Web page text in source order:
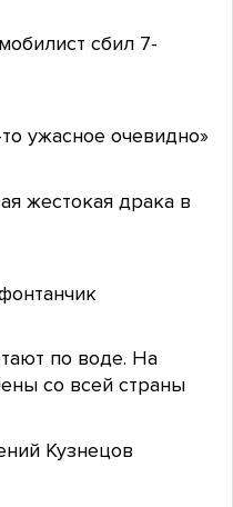
сбил 7-
ужасное очевидно»
жестокая драка в
по воде. На
со всей страны
Кузнецов